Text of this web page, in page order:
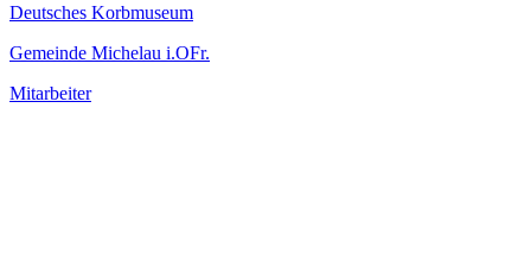
Deutsches Korbmuseum
Gemeinde Michelau i.OFr.
Mitarbeiter